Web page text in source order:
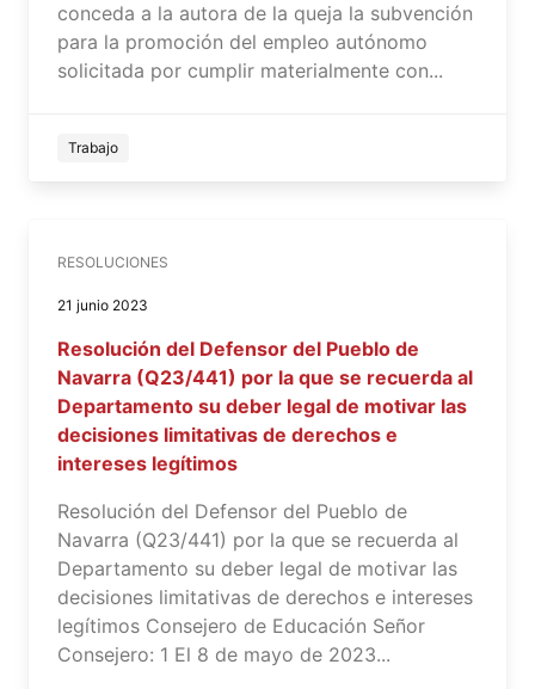
conceda a la autora de la queja la subvención
para la promoción del empleo autónomo
solicitada por cumplir materialmente con...
Trabajo
RESOLUCIONES
21 junio 2023
Resolución del Defensor del Pueblo de
Navarra (Q23/441) por la que se recuerda al
Departamento su deber legal de motivar las
decisiones limitativas de derechos e
intereses legítimos
Resolución del Defensor del Pueblo de
Navarra (Q23/441) por la que se recuerda al
Departamento su deber legal de motivar las
decisiones limitativas de derechos e intereses
legítimos Consejero de Educación Señor
Consejero: 1 El 8 de mayo de 2023...